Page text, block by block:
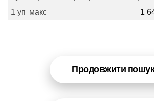
1 уп макс 1
Продовжити пошук